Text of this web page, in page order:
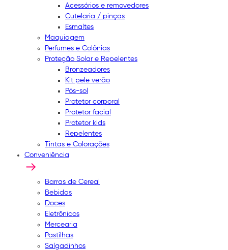
Acessórios e removedores
Cutelaria / pinças
Esmaltes
Maquiagem
Perfumes e Colônias
Proteção Solar e Repelentes
Bronzeadores
Kit pele verão
Pós-sol
Protetor corporal
Protetor facial
Protetor kids
Repelentes
Tintas e Colorações
Conveniência
Barras de Cereal
Bebidas
Doces
Eletrônicos
Mercearia
Pastilhas
Salgadinhos